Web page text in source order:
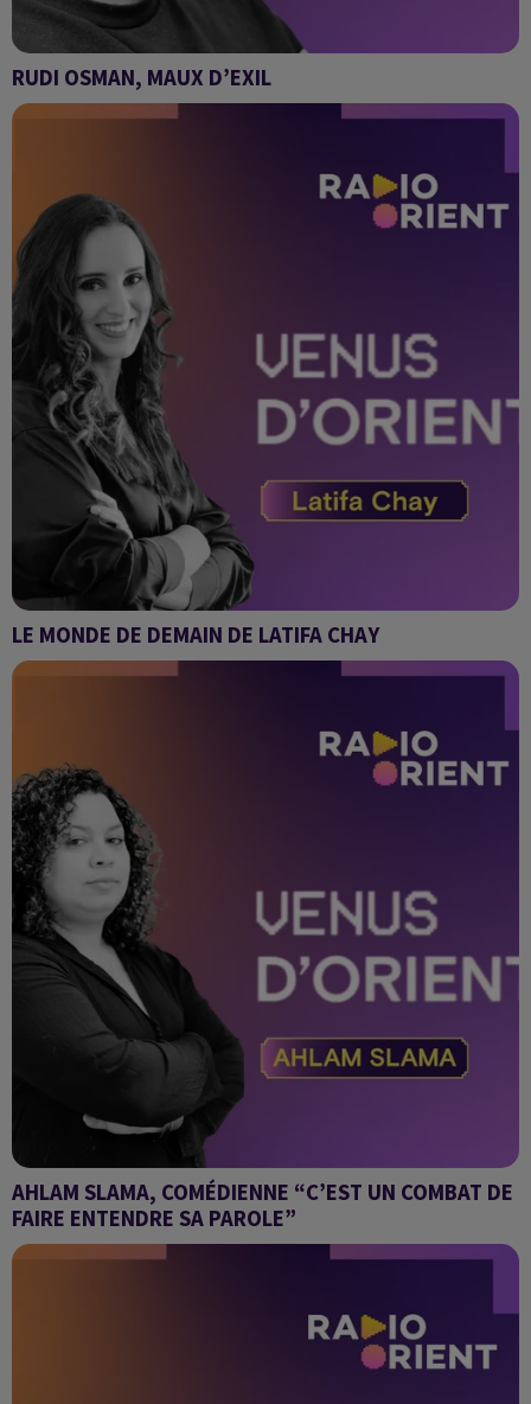
RUDI OSMAN, MAUX D’EXIL
Venus d'Orient
LE MONDE DE DEMAIN DE LATIFA CHAY
Venus d'Orient
AHLAM SLAMA, COMÉDIENNE “C’EST UN COMBAT DE
FAIRE ENTENDRE SA PAROLE”
Venus d'Orient